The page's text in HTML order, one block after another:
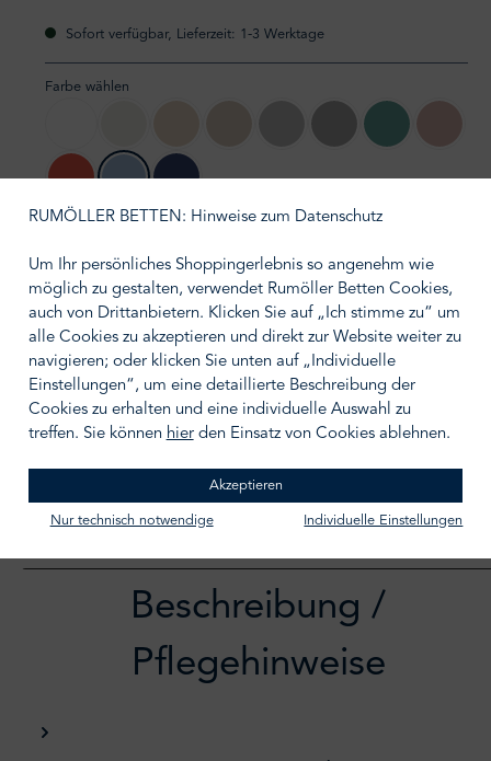
Sofort verfügbar, Lieferzeit: 1-3 Werktage
Farbe wählen
platine fjord
IN DEN WARENKORB
Zum Merkzettel hinzufügen
Beschreibung /
Pflegehinweise
RUMÖLLER BETTEN: Hinweise zum Datenschutz
Um Ihr persönliches Shoppingerlebnis so angenehm wie
möglich zu gestalten, verwendet Rumöller Betten Cookies,
auch von Drittanbietern. Klicken Sie auf „Ich stimme zu“ um
alle Cookies zu akzeptieren und direkt zur Website weiter zu
navigieren; oder klicken Sie unten auf „Individuelle
Einstellungen“, um eine detaillierte Beschreibung der
Cookies zu erhalten und eine individuelle Auswahl zu
treffen. Sie können hierden Einsatz von Cookies ablehnen.
Akzeptieren
Nur technisch notwendige Individuelle Einstellungen